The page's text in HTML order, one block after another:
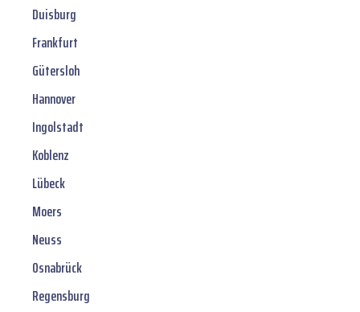
Duisburg
Frankfurt
Gütersloh
Hannover
Ingolstadt
Koblenz
Lübeck
Moers
Neuss
Osnabrück
Regensburg